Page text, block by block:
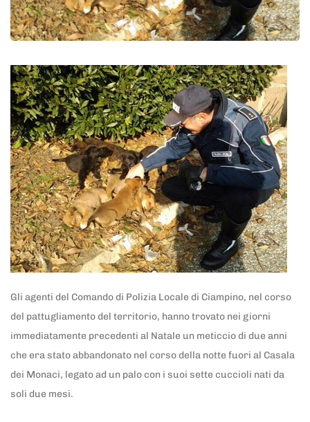
Gli agenti del Comando di Polizia Locale di Ciampino, nel corso
del pattugliamento del territorio, hanno trovato nei giorni
immediatamente precedenti al Natale un meticcio di due anni
che era stato abbandonato nel corso della notte fuori al Casala
dei Monaci, legato ad un palo con i suoi sette cuccioli nati da
soli due mesi.